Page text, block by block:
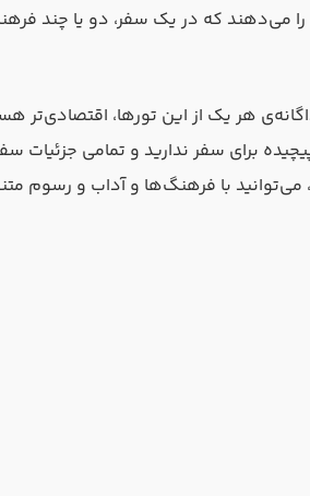
می‌دهند که در یک سفر، دو یا چند
هر یک از این تورها، اقتصادی‌تر
پیچیده برای سفر ندارید و تمامی
با فرهنگ‌ها و آداب و رسوم